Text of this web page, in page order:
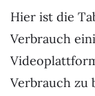
Hier ist die
Verbrauch
Verbrauch zu